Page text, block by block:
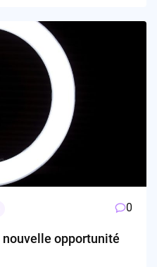
0
nouvelle opportunité